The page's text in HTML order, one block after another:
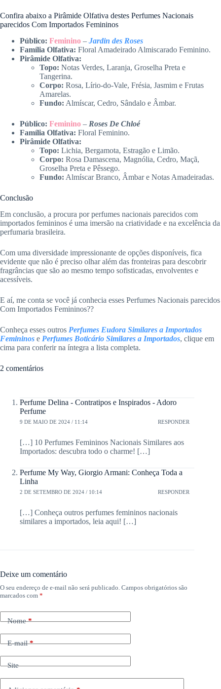
Confira abaixo a Pirâmide Olfativa destes Perfumes Nacionais
parecidos Com Importados Femininos
Público: Feminino – Jardin des Roses
Família Olfativa: Floral Amadeirado Almiscarado Feminino.
Pirâmide Olfativa:
Topo: Notas Verdes, Laranja, Groselha Preta e
Tangerina.
Corpo: Rosa, Lírio-do-Vale, Frésia, Jasmim e Frutas
Amarelas.
Fundo: Almíscar, Cedro, Sândalo e Âmbar.
Público: Feminino – Roses De Chloé
Família Olfativa: Floral Feminino.
Pirâmide Olfativa:
Topo: Lichia, Bergamota, Estragão e Limão.
Corpo: Rosa Damascena, Magnólia, Cedro, Maçã,
Groselha Preta e Pêssego.
Fundo: Almíscar Branco, Âmbar e Notas Amadeiradas.
Conclusão
Em conclusão, a procura por perfumes nacionais parecidos com
importados femininos é uma imersão na criatividade e na excelência da
perfumaria brasileira.
Com uma diversidade impressionante de opções disponíveis, fica
evidente que não é preciso olhar além das fronteiras para descobrir
fragrâncias que são ao mesmo tempo sofisticadas, envolventes e
acessíveis.
E aí, me conta se você já conhecia esses Perfumes Nacionais parecidos
Com Importados Femininos??
Conheça esses outros Perfumes Eudora Similares a Importados
Femininos e Perfumes Boticário Similares a Importados, clique em
cima para conferir na íntegra a lista completa.
2 comentários
Perfume Delina - Contratipos e Inspirados - Adoro
Perfume
9 DE MAIO DE 2024 / 11:14 RESPONDER
[…] 10 Perfumes Femininos Nacionais Similares aos
Importados: descubra todo o charme! […]
Perfume My Way, Giorgio Armani: Conheça Toda a
Linha
2 DE SETEMBRO DE 2024 / 10:14 RESPONDER
[…] Conheça outros perfumes femininos nacionais
similares a importados, leia aqui! […]
Deixe um comentário
O seu endereço de e-mail não será publicado. Campos obrigatórios são
marcados com *
Nome*
E-mail*
Site